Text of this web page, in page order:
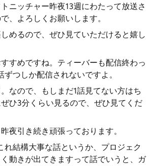
ニッチャー昨夜13週にわたって放送さ
、よろしくお願いします。
めるので、ぜひ見ていただけると嬉し
すめですね。ティーバーも配信終わっ
ずつしか配信されないですよ。
なので、もしまだ1話見てない方はち
ひ3分くらい見るので、ぜひ見てくだ
夜引き続き頑張っております。
れ結構大事な話というか、プロジェク
く動きが出てきますって話でいうと、ガ